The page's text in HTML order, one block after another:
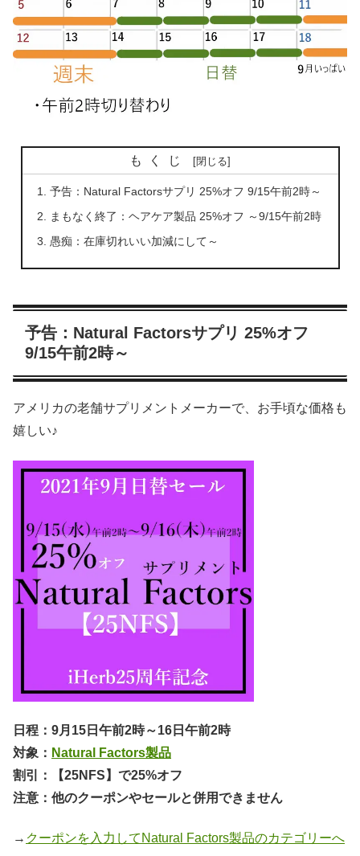
もくじ
予告：Natural Factorsサプリ 25%オフ 9/15午前2時～
まもなく終了：ヘアケア製品 25%オフ ～9/15午前2時
愚痴：在庫切れいい加減にして～
予告：Natural Factorsサプリ 25%オフ
9/15午前2時～
アメリカの老舗サプリメントメーカーで、お手頃な価格も
嬉しい♪
日程：9月15日午前2時～16日午前2時
対象： Natural Factors製品
割引：【25NFS】で25%オフ
注意：他のクーポンやセールと併用できません
→ クーポンを入力してNatural Factors製品のカテゴリーへ